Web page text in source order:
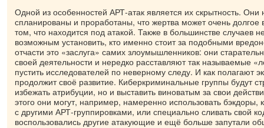
Одной из особенностей АРТ-атак является их скрытность. Они
спланированы и проработаны, что жертва может очень долгое
том, что находится под атакой. Также в большинстве случаев
возможным установить, кто именно стоит за подобными
отчасти это «заслуга» самих злоумышленников: они
своей деятельности и нередко расставляют так называемые
пустить исследователей по неверному следу. И как полагают
продолжит своё развитие. Киберкриминальные группы будут
избежать атрибуции, но и выставить виноватым за свои
этого они могут, например, намеренно использовать бэкдоры,
с другими АРТ-группировками, или специально сливать свой
воспользовались другие атакующие и ещё больше запутали